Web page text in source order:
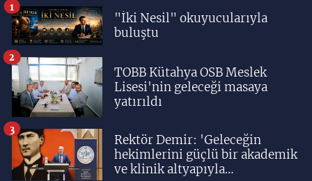
"İki Nesil" okuyucularıyla
buluştu
1
TOBB Kütahya OSB Meslek
Lisesi'nin geleceği masaya
yatırıldı
2
Rektör Demir: 'Geleceğin
hekimlerini güçlü bir akademik
ve klinik altyapıyla
3